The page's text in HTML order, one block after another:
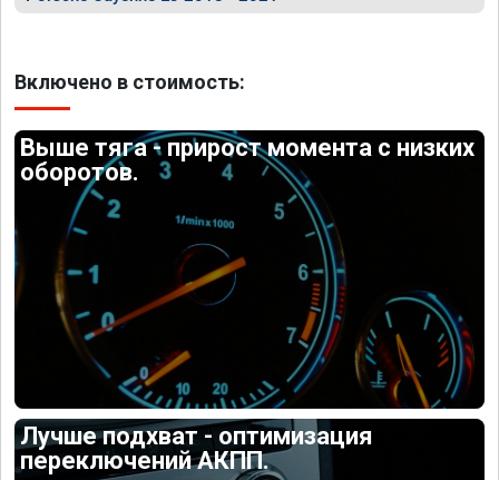
Включено в стоимость:
Выше тяга - прирост момента с низких
оборотов.
Лучше подхват - оптимизация
переключений АКПП.